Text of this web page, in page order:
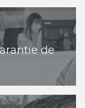
de